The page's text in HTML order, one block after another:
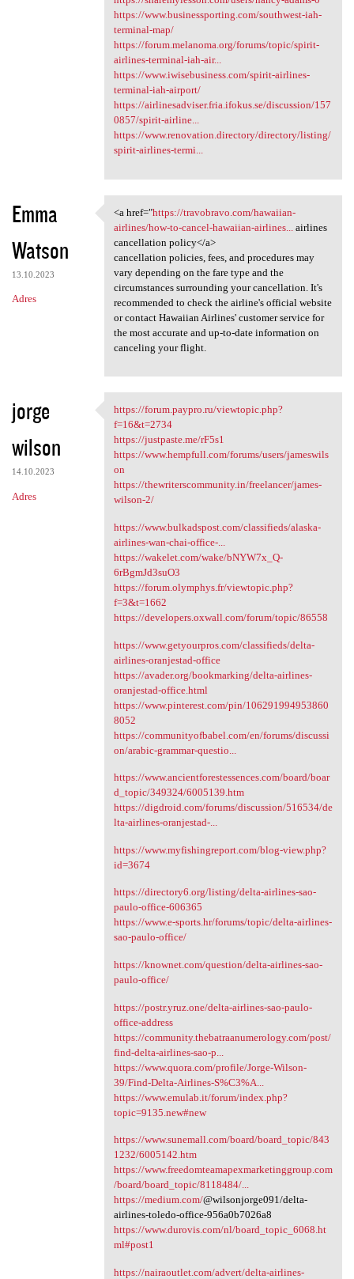
https://www.businessporting.com/southwest-iah-
terminal-map/
https://forum.melanoma.org/forums/topic/spirit-
airlines-terminal-iah-air...
https://www.iwisebusiness.com/spirit-airlines-
terminal-iah-airport/
https://airlinesadviser.fria.ifokus.se/discussion/157
0857/spirit-airline...
https://www.renovation.directory/directory/listing/
spirit-airlines-termi...
Emma
Watson
13.10.2023
Adres
<a href="https://travobravo
<a href="https://travobravo.com/hawaiian-
airlines/how-to-cancel-hawaiian-airlines...
airlines
cancellation policy</a>
cancellation policies, fees, and procedures may
vary depending on the fare type and the
circumstances surrounding your cancellation. It's
recommended to check the airline's official website
or contact Hawaiian Airlines' customer service for
the most accurate and up-to-date information on
canceling your flight.
jorge
wilson
14.10.2023
Adres
https://forum.paypro.ru
https://forum.paypro.ru/viewtopic.php?
f=16&t=2734
https://justpaste.me/rF5s1
https://www.hempfull.com/forums/users/jameswils
on
https://thewriterscommunity.in/freelancer/james-
wilson-2/
https://www.bulkadspost.com/classifieds/alaska-
airlines-wan-chai-office-...
https://wakelet.com/wake/bNYW7x_Q-
6rBgmJd3suO3
https://forum.olymphys.fr/viewtopic.php?
f=3&t=1662
https://developers.oxwall.com/forum/topic/86558
https://www.getyourpros.com/classifieds/delta-
airlines-oranjestad-office
https://avader.org/bookmarking/delta-airlines-
oranjestad-office.html
https://www.pinterest.com/pin/106291994953860
8052
https://communityofbabel.com/en/forums/discussi
on/arabic-grammar-questio...
https://www.ancientforestessences.com/board/boar
d_topic/349324/6005139.htm
https://digdroid.com/forums/discussion/516534/de
lta-airlines-oranjestad-...
https://www.myfishingreport.com/blog-view.php?
id=3674
https://directory6.org/listing/delta-airlines-sao-
paulo-office-606365
https://www.e-sports.hr/forums/topic/delta-airlines-
sao-paulo-office/
https://knownet.com/question/delta-airlines-sao-
paulo-office/
https://postr.yruz.one/delta-airlines-sao-paulo-
office-address
https://community.thebatraanumerology.com/post/
find-delta-airlines-sao-p...
https://www.quora.com/profile/Jorge-Wilson-
39/Find-Delta-Airlines-S%C3%A...
https://www.emulab.it/forum/index.php?
topic=9135.new#new
https://www.sunemall.com/board/board_topic/843
1232/6005142.htm
https://www.freedomteamapexmarketinggroup.com
/board/board_topic/8118484/...
https://medium.com/@wilsonjorge091/delta-
airlines-toledo-office-956a0b7026a8
https://www.durovis.com/nl/board_topic_6068.ht
ml#post1
https://nairaoutlet.com/advert/delta-airlines-